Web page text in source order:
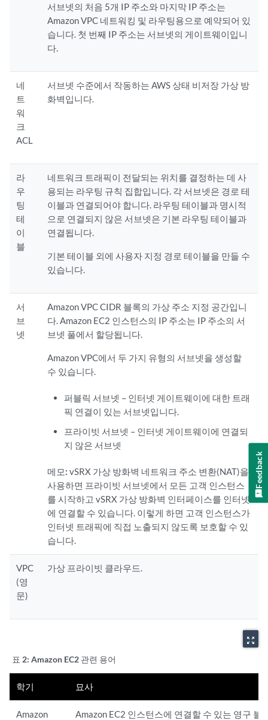
서브넷의 처음 5개 IP 주소와 마지막 IP 주소는
Amazon VPC 네트워킹 및 라우팅용으로 예약되어 있
습니다. 첫 번째 IP 주소는 서브넷의 게이트웨이입니
다.
네
트
워
크
ACL
서브넷 수준에서 작동하는 AWS 상태 비저장 가상 방
화벽입니다.
라
우
팅
테
이
블
네트워크 트래픽이 전달되는 위치를 결정하는 데 사
용되는 라우팅 규칙 집합입니다. 각 서브넷은 경로 테
이블과 연결되어야 합니다. 라우팅 테이블과 명시적
으로 연결되지 않은 서브넷은 기본 라우팅 테이블과
연결됩니다.
기본 테이블 외에 사용자 지정 경로 테이블을 만들 수
있습니다.
서
브
넷
Amazon VPC CIDR 블록의 가상 주소 지정 공간입니
다. Amazon EC2 인스턴스의 IP 주소는 IP 주소의 서
브넷 풀에서 할당됩니다.
Amazon VPC에서 두 가지 유형의 서브넷을 생성할
수 있습니다.
퍼블릭 서브넷 – 인터넷 게이트웨이에 대한 트래
픽 연결이 있는 서브넷입니다.
프라이빗 서브넷 – 인터넷 게이트웨이에 연결되
지 않은 서브넷
메모: vSRX 가상 방화벽 네트워크 주소 변환(NAT)을
사용하면 프라이빗 서브넷에서 모든 고객 인스턴스
를 시작하고 vSRX 가상 방화벽 인터페이스를 인터넷
에 연결할 수 있습니다. 이렇게 하면 고객 인스턴스가
인터넷 트래픽에 직접 노출되지 않도록 보호할 수 있
습니다.
VPC
(영
문)
가상 프라이빗 클라우드.
zoom_out_map
표 2: Amazon EC2 관련 용어
학기 묘사
Amazon Amazon EC2 인스턴스에 연결할 수 있는 영구 블
Feedback